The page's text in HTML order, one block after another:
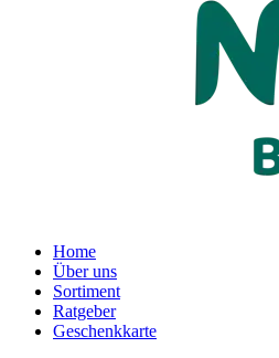
Home
Über uns
Sortiment
Ratgeber
Geschenkkarte